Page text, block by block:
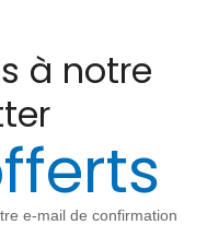
à notre
e-mail de confirmation